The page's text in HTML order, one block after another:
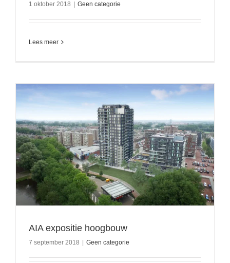
1 oktober 2018 Geen categorie
Lees meer
AIA expositie hoogbouw
7 september 2018 Geen categorie